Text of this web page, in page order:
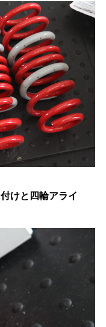
けと四輪アライ